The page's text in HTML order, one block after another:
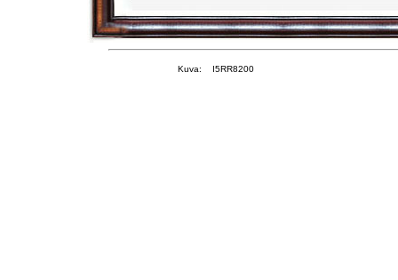
Kuva: I5RR8200